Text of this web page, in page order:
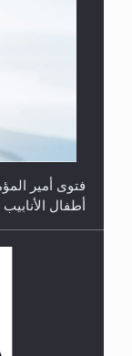
رأيٌ في لغة
فتوى أمير
أطفال